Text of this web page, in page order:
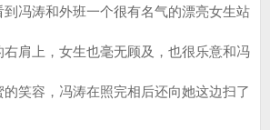
冯涛和外班一个很有名气的漂亮女生站
肩上，女生也毫无顾及，也很乐意和冯
笑容，冯涛在照完相后还向她这边扫了